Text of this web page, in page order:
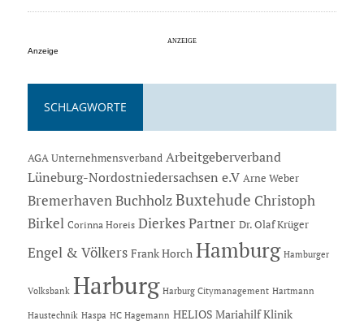
Anzeige
SCHLAGWORTE
AGA Unternehmensverband Arbeitgeberverband
Lüneburg-Nordostniedersachsen e.V Arne Weber
Bremerhaven Buchholz Buxtehude Christoph
Birkel Corinna Horeis Dierkes Partner Dr. Olaf Krüger
Engel & Völkers Frank Horch Hamburg Hamburger
Volksbank Harburg Harburg Citymanagement Hartmann
Haustechnik Haspa HC Hagemann HELIOS Mariahilf Klinik